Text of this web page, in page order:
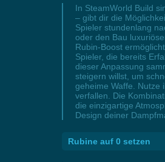
In SteamWorld Build
– gibt dir die
Spieler stundenlang
oder den Bau
Rubin-Boost
Spieler, die bereits
dieser Anpassung
steigern willst, um
geheime Waffe. Nutze
verfallen. Die
die einzigartige
Design deiner
Rubine auf 0 setzen